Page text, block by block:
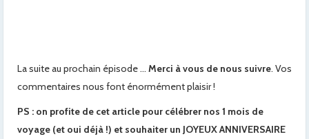
La suite au prochain épisode … Merci à vous de nous suivre. Vos
commentaires nous font énormément plaisir !
PS : on profite de cet article pour célébrer nos 1 mois de
voyage (et oui déjà !) et souhaiter un JOYEUX ANNIVERSAIRE